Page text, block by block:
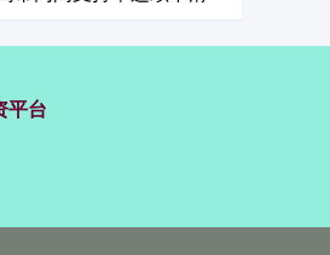
平台